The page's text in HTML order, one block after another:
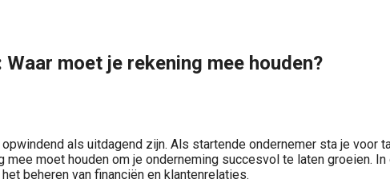
moet je rekening mee houden?
als uitdagend zijn. Als startende ondernemer sta je
mee moet houden om je onderneming succesvol te laten groeien.
beheren van financiën en klantenrelaties.